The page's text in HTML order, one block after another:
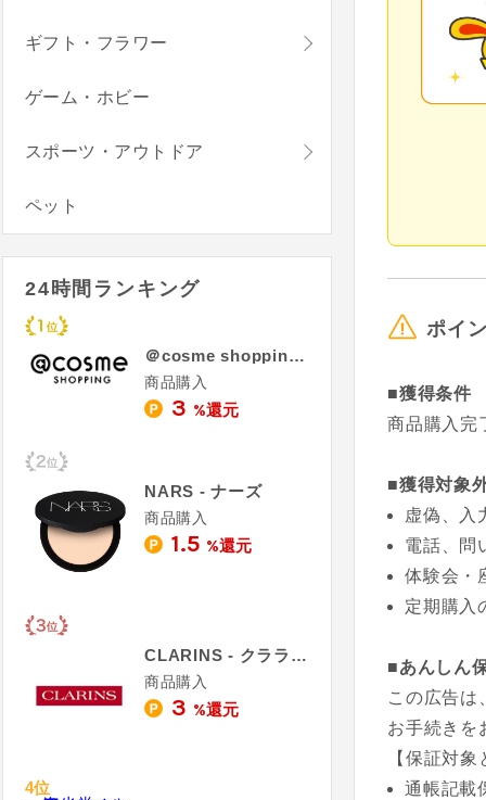
ポイ
■獲得条件
商品購入完
■獲得対象
虚偽、入
電話、問
体験会・
定期購入
■あんしん
この広告は
お手続きを
【保証対
通帳記載
ギフト・フラワー
ゲーム・ホビー
スポーツ・アウトドア
ペット
24時間ランキング
＠cosme shopping - アットコスメ ショッピング
商品購入
3 %還元
NARS - ナーズ
商品購入
1.5 %還元
CLARINS - クラランス
商品購入
3 %還元
4位